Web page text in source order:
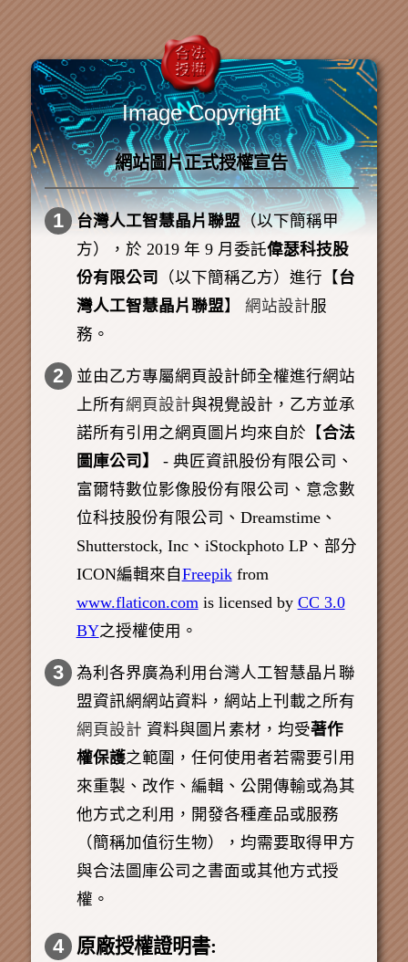
Image Copyright
網站圖片正式授權宣告
1 台灣人工智慧晶片聯盟 （以下簡稱甲
方），於 2019 年 9 月委託偉瑟科技股
份有限公司
（以下簡稱乙方）進行【台
灣人工智慧晶片聯盟】 網站設計服
務。
2
並由乙方專屬網頁設計師全權進行網站
上所有網頁設計與視覺設計，乙方並承
諾所有引用之網頁圖片均來自於【合法
圖庫公司】
- 典匠資訊股份有限公司、
富爾特數位影像股份有限公司、意念數
位科技股份有限公司、Dreamstime、
Shutterstock, Inc、iStockphoto LP、 部分
ICON編輯來自Freepikfrom
www.flaticon.com is licensed by CC 3.0
BY之授權使用。
3
為利各界廣為利用台灣人工智慧晶片聯
盟資訊網網站資料，網站上刊載之所有
網頁設計 資料與圖片素材，均受著作
權保護之範圍，任何使用者若需要引用
來重製、改作、編輯、公開傳輸或為其
他方式之利用，開發各種產品或服務
（簡稱加值衍生物），均需要取得甲方
與合法圖庫公司之書面或其他方式授
權。
4 原廠授權證明書: